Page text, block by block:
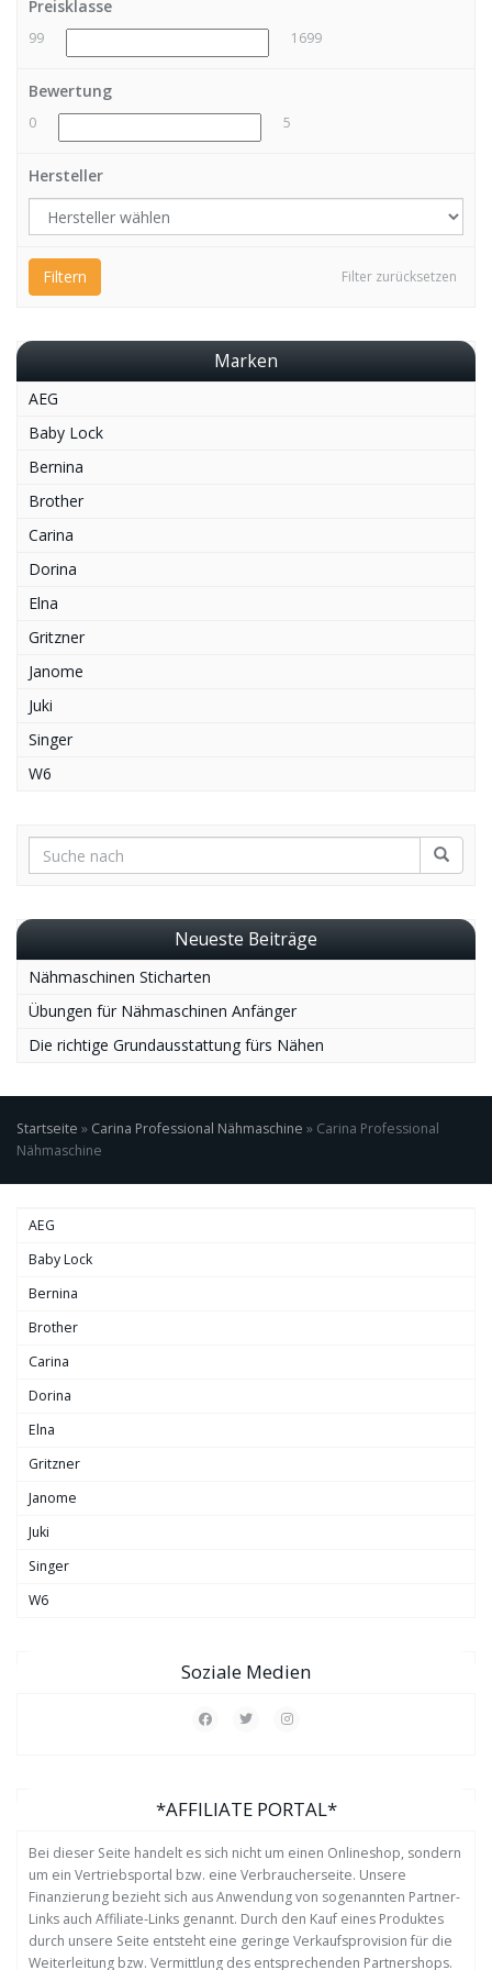
Preisklasse
99 1699
Bewertung
0 5
Hersteller
Filter zurücksetzen
Filtern
Marken
AEG
Baby Lock
Bernina
Brother
Carina
Dorina
Elna
Gritzner
Janome
Juki
Singer
W6
Neueste Beiträge
Nähmaschinen Sticharten
Übungen für Nähmaschinen Anfänger
Die richtige Grundausstattung fürs Nähen
Startseite » Carina Professional Nähmaschine » Carina Professional
Nähmaschine
AEG
Baby Lock
Bernina
Brother
Carina
Dorina
Elna
Gritzner
Janome
Juki
Singer
W6
Soziale Medien
*AFFILIATE PORTAL*
Bei dieser Seite handelt es sich nicht um einen Onlineshop, sondern
um ein Vertriebsportal bzw. eine Verbraucherseite. Unsere
Finanzierung bezieht sich aus Anwendung von sogenannten Partner-
Links auch Affiliate-Links genannt. Durch den Kauf eines Produktes
durch unsere Seite entsteht eine geringe Verkaufsprovision für die
Weiterleitung bzw. Vermittlung des entsprechenden Partnershops.